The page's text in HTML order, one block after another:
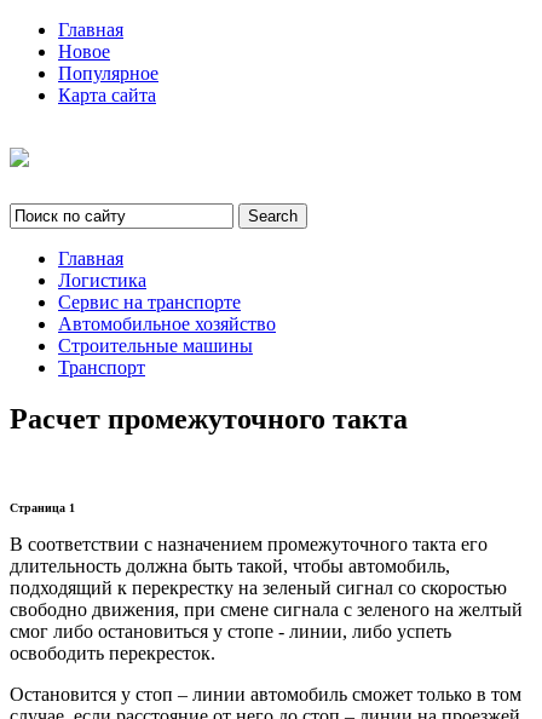
Главная
Новое
Популярное
Карта сайта
Главная
Логистика
Сервис на транспорте
Автомобильное хозяйство
Строительные машины
Транспорт
Расчет промежуточного такта
Страница 1
В соответствии с назначением промежуточного такта его
длительность должна быть такой, чтобы автомобиль,
подходящий к перекрестку на зеленый сигнал со скоростью
свободно движения, при смене сигнала с зеленого на желтый
смог либо остановиться у стопе - линии, либо успеть
освободить перекресток.
Остановится у стоп – линии автомобиль сможет только в том